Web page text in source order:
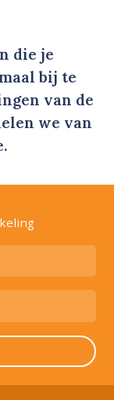
die je
bij te
van de
we van